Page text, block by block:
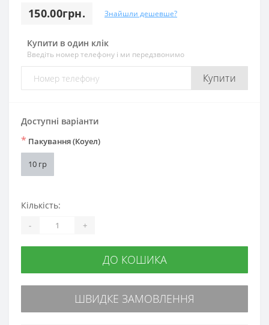
150.00грн. Знайшли дешевше?
Купити в один клік
Введіть номер телефону і ми передзвонимо
Купити
Доступні варіанти
* Пакування (Коуел)
10 гр
Кількість:
- +
ДО КОШИКА
ШВИДКЕ ЗАМОВЛЕННЯ